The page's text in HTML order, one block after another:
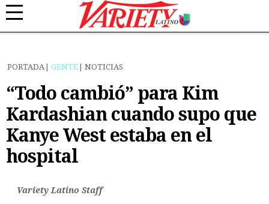
PORTADA GENTE NOTICIAS
“Todo cambió” para Kim
Kardashian cuando supo que
Kanye West estaba en el
hospital
Variety Latino Staff